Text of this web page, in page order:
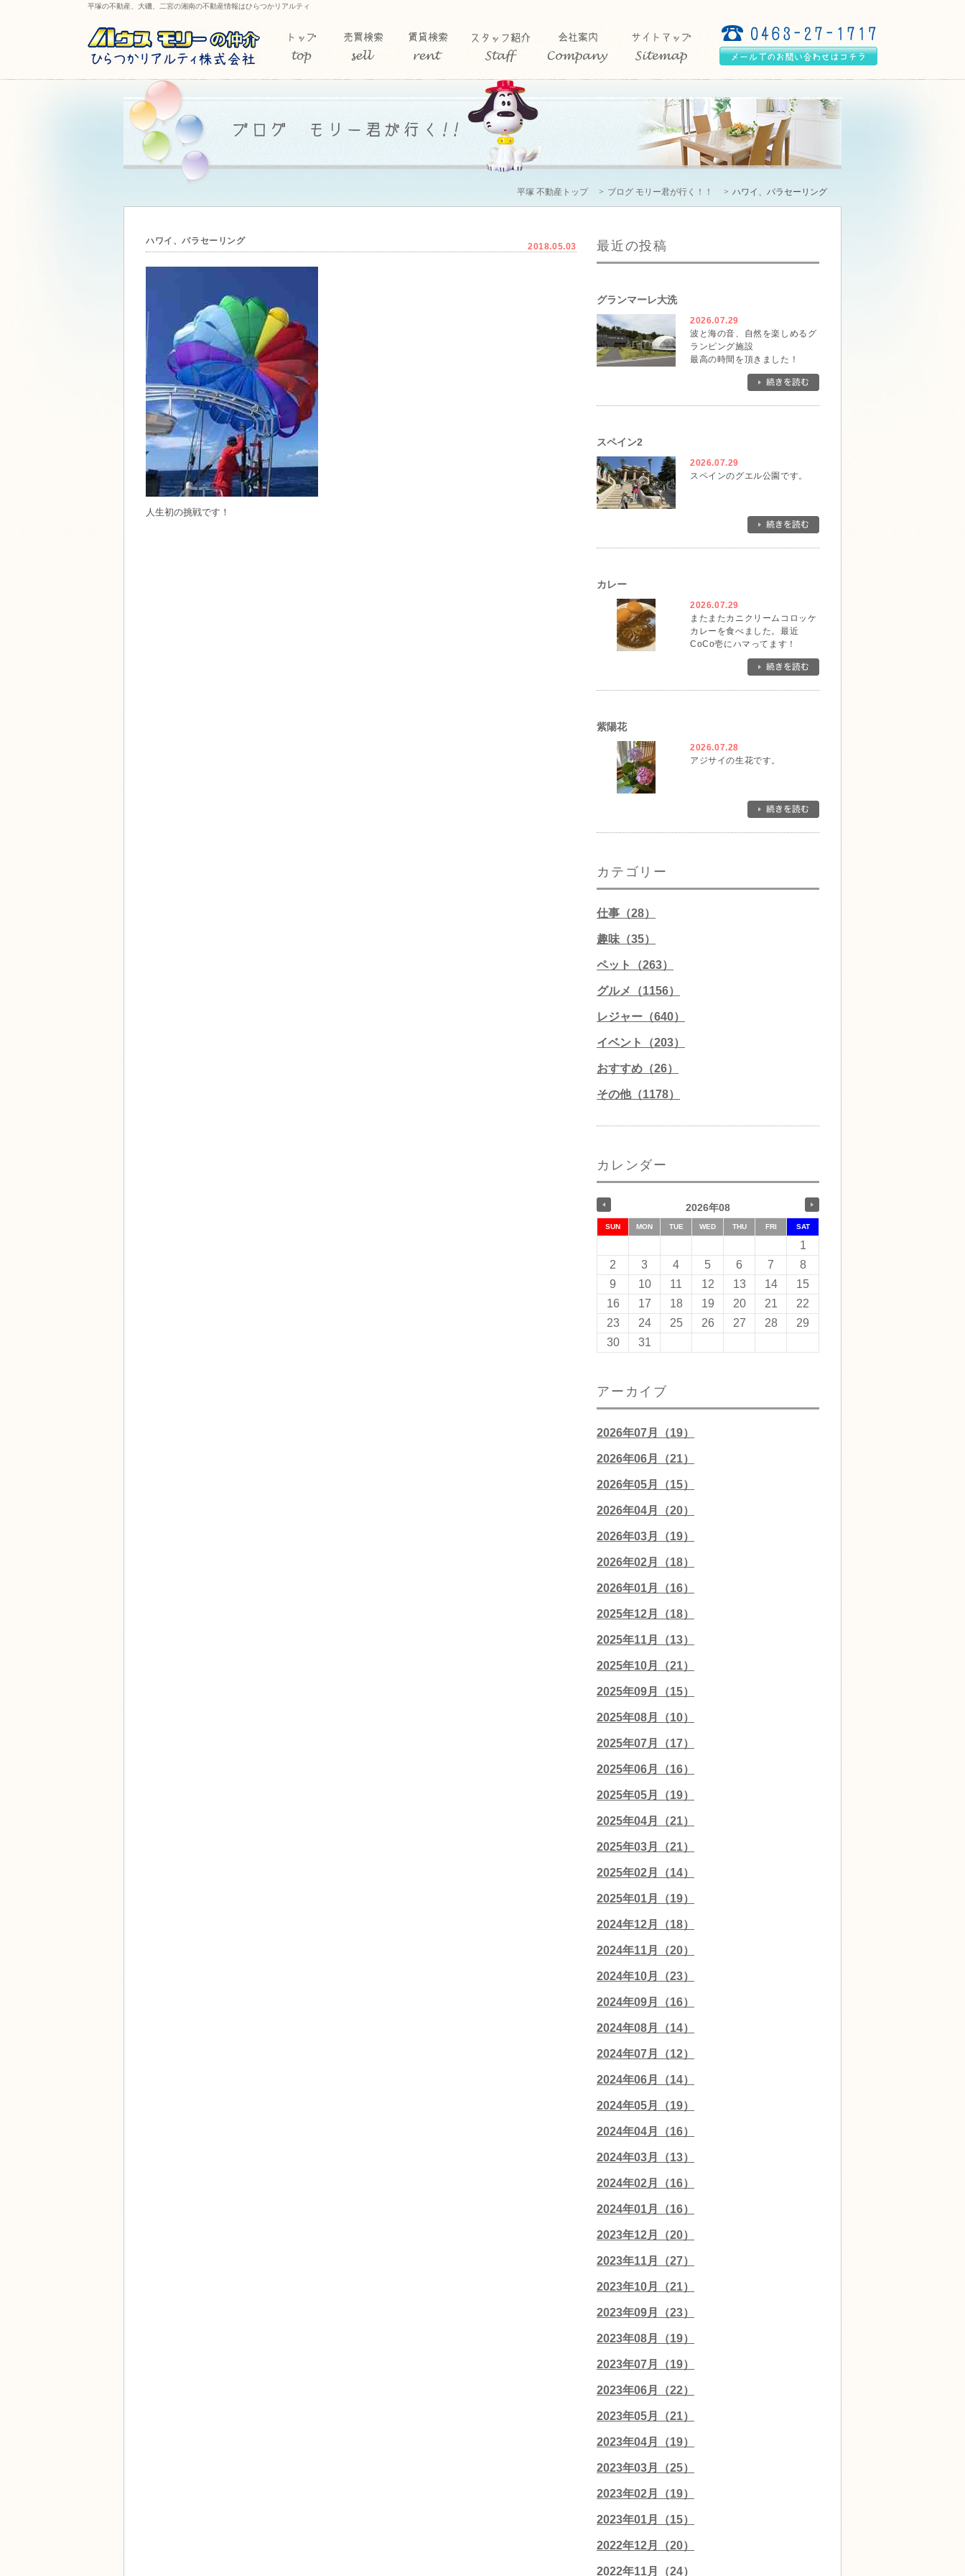
平塚の不動産、大磯、二宮の湘南の不動産情報はひらつかリアルティ
平塚 不動産トップ ブログ モリー君が行く！！ ハワイ、パラセーリング
ハワイ、パラセーリング
2018.05.03
人生初の挑戦です！
最近の投稿
グランマーレ大洗
2026.07.29
波と海の音、自然を楽しめるグ
ランピング施設
最高の時間を頂きました！
スペイン2
2026.07.29
スペインのグエル公園です。
カレー
2026.07.29
またまたカニクリームコロッケ
カレーを食べました。最近
CoCo壱にハマってます！
紫陽花
2026.07.28
アジサイの生花です。
カテゴリー
仕事（28）
趣味（35）
ペット（263）
グルメ（1156）
レジャー（640）
イベント（203）
おすすめ（26）
その他（1178）
カレンダー
2026年08
SUN MON TUE WED THU FRI SAT
1
2
3 4 5 6 7
8
9
10 11 12 13 14
15
16
17 18 19 20 21
22
23
24 25 26 27 28
29
30
31
アーカイブ
2026年07月（19）
2026年06月（21）
2026年05月（15）
2026年04月（20）
2026年03月（19）
2026年02月（18）
2026年01月（16）
2025年12月（18）
2025年11月（13）
2025年10月（21）
2025年09月（15）
2025年08月（10）
2025年07月（17）
2025年06月（16）
2025年05月（19）
2025年04月（21）
2025年03月（21）
2025年02月（14）
2025年01月（19）
2024年12月（18）
2024年11月（20）
2024年10月（23）
2024年09月（16）
2024年08月（14）
2024年07月（12）
2024年06月（14）
2024年05月（19）
2024年04月（16）
2024年03月（13）
2024年02月（16）
2024年01月（16）
2023年12月（20）
2023年11月（27）
2023年10月（21）
2023年09月（23）
2023年08月（19）
2023年07月（19）
2023年06月（22）
2023年05月（21）
2023年04月（19）
2023年03月（25）
2023年02月（19）
2023年01月（15）
2022年12月（20）
2022年11月（24）